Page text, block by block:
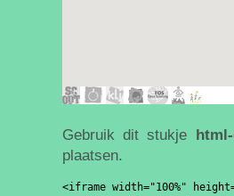
Gebruik dit stukje
plaatsen.
<iframe width="100%"